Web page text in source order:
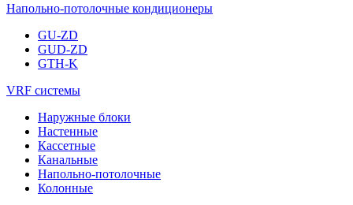
Напольно-потолочные кондиционеры
GU-ZD
GUD-ZD
GTH-K
VRF системы
Наружные блоки
Настенные
Кассетные
Канальные
Напольно-потолочные
Колонные